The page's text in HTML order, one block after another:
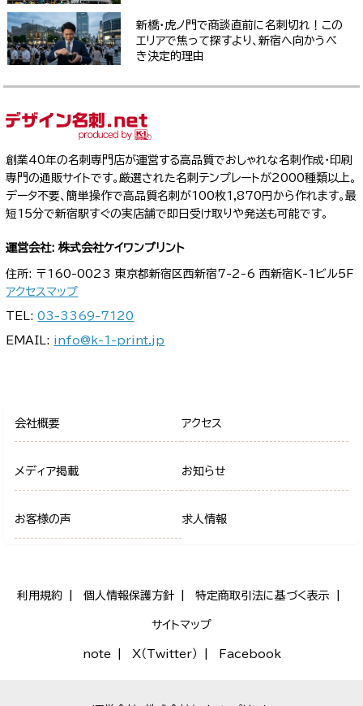
新橋・虎ノ門で商談直前に名刺切れ！この
エリアで焦って探すより、新宿へ向かうべ
き決定的理由
創業40年の名刺専門店が運営する高品質でおしゃれな名刺作成・印刷
専門の通販サイトです。厳選された名刺テンプレートが2000種類以上。
データ不要、簡単操作で高品質名刺が100枚1,870円から作れます。最
短15分で新宿駅すぐの実店舗で即日受け取りや発送も可能です。
運営会社: 株式会社ケイワンプリント
住所: 〒160-0023 東京都新宿区西新宿7-2-6 西新宿K-1ビル5F
アクセスマップ
TEL:03-3369-7120
EMAIL: info@k-1-print.jp
会社概要 アクセス
メディア掲載 お知らせ
お客様の声 求人情報
利用規約 個人情報保護方針 特定商取引法に基づく表示
サイトマップ
note X（Twitter） Facebook